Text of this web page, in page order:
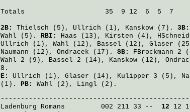
Totals                    35  9 12  6  5  7
2B: Thielsch (5), Ullrich (1), Kanskow (7). 3B:
Wahl (5). RBI: Haas (13), Kirsten (4),
Ullrich (1), Wahl (12), Bassel (12), Glaser
Naumann (12), Ondracek (17). SB: FBrockmann 2
Wahl 2 (9), Bassel 2 (14), Kanskow (12),
8.
E: Ullrich (1), Glaser (14), Kulipper 3 (5),
(1). PB: Wahl (2), Lingl (2).
Ladenburg Romans
         002 211 33 --
12